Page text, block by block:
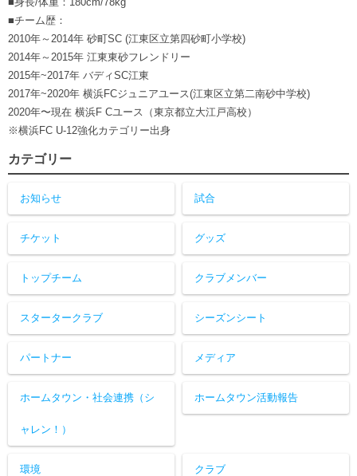
ホームタウン活動
横浜FCスポーツクラブ
ニッパツ横浜FCシーガルズ
ゲームスチュワード
学生インターンシップ
スタータークラブ
スペシャルコンテンツ
オリジナルビール
試合日程・結果
アカデミー選手
アカデミースタッフ
フェニックスクラブ
パートナー一覧
あしながドリーム基金
お問い合わせ
お問い合わせ
■チーム歴：
2010年～2014年 砂町SC (江東区立第四砂町小学校)
2014年～2015年 江東東砂フレンドリー
2015年~2017年 バディSC江東
2017年~2020年 横浜FCジュニアユース(江東区立第二南砂中学校)
2020年〜現在 横浜F Cユース（東京都立大江戸高校）
※横浜FC U-12強化カテゴリー出身
カテゴリー
お知らせ 試合
チケット グッズ
トップチーム クラブメンバー
スタータークラブ シーズンシート
パートナー メディア
ホームタウン・社会連携（シ
ャレン！）
ホームタウン活動報告
環境 クラブ